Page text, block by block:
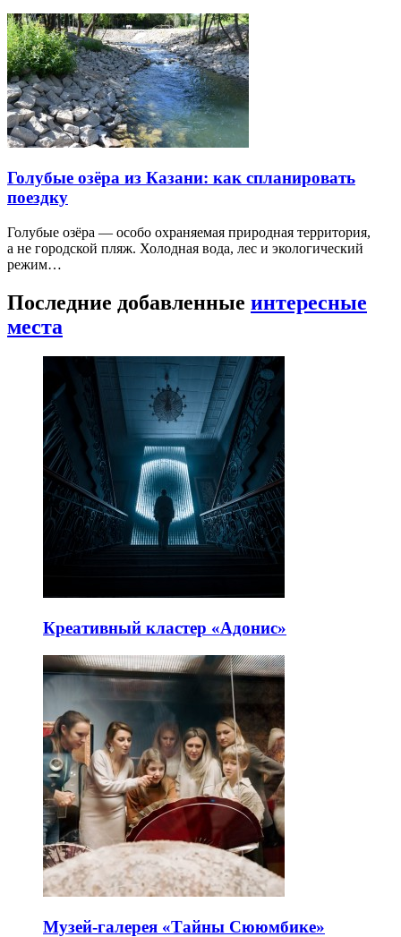
Голубые озёра из Казани: как спланировать
поездку
Голубые озёра — особо охраняемая природная территория,
а не городской пляж. Холодная вода, лес и экологический
режим…
Последние добавленные интересные
места
Креативный кластер «Адонис»
Музей-галерея «Тайны Сююмбике»